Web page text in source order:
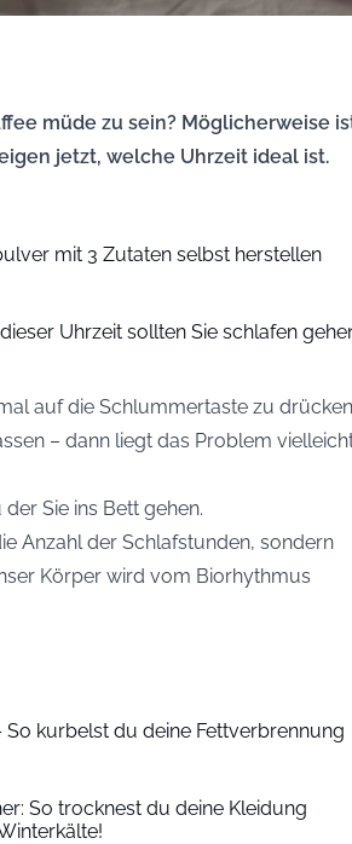
müde zu sein? Möglicherweise
jetzt, welche Uhrzeit ideal ist.
mit 3 Zutaten selbst herstellen
Uhrzeit sollten Sie schlafen
auf die Schlummertaste zu
– dann liegt das Problem
Sie ins Bett gehen.
Anzahl der Schlafstunden, sondern
Körper wird vom Biorhythmus
kurbelst du deine Fettverbrennung
So trocknest du deine Kleidung